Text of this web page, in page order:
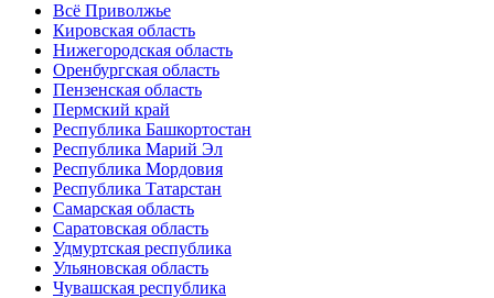
Всё Приволжье
Кировская область
Нижегородская область
Оренбургская область
Пензенская область
Пермский край
Республика Башкортостан
Республика Марий Эл
Республика Мордовия
Республика Татарстан
Самарская область
Саратовская область
Удмуртская республика
Ульяновская область
Чувашская республика